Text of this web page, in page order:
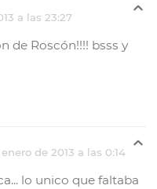
a las 23:27
de Roscón!!!! bsss y
de 2013 a las 0:14
lo unico que faltaba